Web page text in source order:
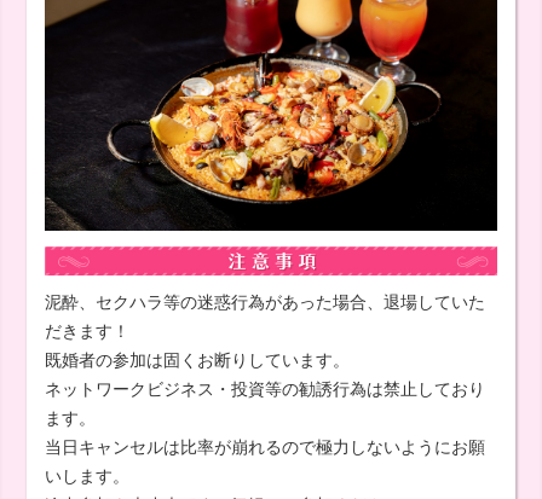
泥酔、セクハラ等の迷惑行為があった場合、退場していた
だきます！
既婚者の参加は固くお断りしています。
ネットワークビジネス・投資等の勧誘行為は禁止しており
ます。
当日キャンセルは比率が崩れるので極力しないようにお願
いします。